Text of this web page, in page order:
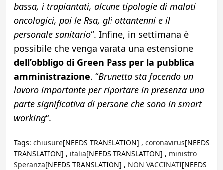
bassa, i trapiantati, alcune tipologie di malati
oncologici, poi le Rsa, gli ottantenni e il
personale sanitario“. Infine, in settimana è
possibile che venga varata una estensione
dell’obbligo di Green Pass per la pubblica
amministrazione. “Brunetta sta facendo un
lavoro importante per riportare in presenza una
parte significativa di persone che sono in smart
working“.
Tags: chiusure[NEEDS TRANSLATION] , coronavirus[NEEDS
TRANSLATION] , italia[NEEDS TRANSLATION] , ministro
Speranza[NEEDS TRANSLATION] , NON VACCINATI[NEEDS